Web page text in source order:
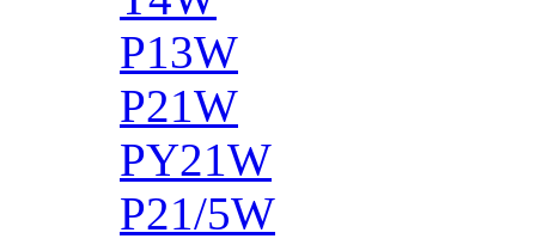
P13W
P21W
PY21W
P21/5W